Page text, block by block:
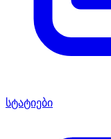
სტატიები